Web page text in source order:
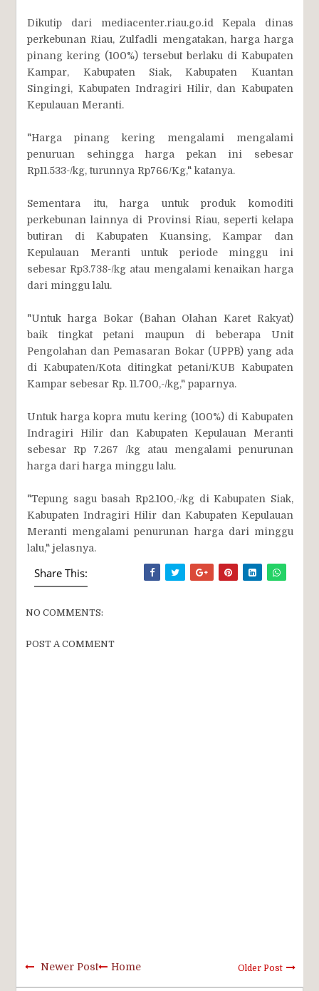
Dikutip dari mediacenter.riau.go.id Kepala dinas
perkebunan Riau, Zulfadli mengatakan, harga harga
pinang kering (100%) tersebut berlaku di Kabupaten
Kampar, Kabupaten Siak, Kabupaten Kuantan
Singingi, Kabupaten Indragiri Hilir, dan Kabupaten
Kepulauan Meranti.
"Harga pinang kering mengalami mengalami
penuruan sehingga harga pekan ini sebesar
Rp11.533-/kg, turunnya Rp766/Kg," katanya.
Sementara itu, harga untuk produk komoditi
perkebunan lainnya di Provinsi Riau, seperti kelapa
butiran di Kabupaten Kuansing, Kampar dan
Kepulauan Meranti untuk periode minggu ini
sebesar Rp3.738-/kg atau mengalami kenaikan harga
dari minggu lalu.
"Untuk harga Bokar (Bahan Olahan Karet Rakyat)
baik tingkat petani maupun di beberapa Unit
Pengolahan dan Pemasaran Bokar (UPPB) yang ada
di Kabupaten/Kota ditingkat petani/KUB Kabupaten
Kampar sebesar Rp. 11.700,-/kg," paparnya.
Untuk harga kopra mutu kering (100%) di Kabupaten
Indragiri Hilir dan Kabupaten Kepulauan Meranti
sebesar Rp 7.267 /kg atau mengalami penurunan
harga dari harga minggu lalu.
"Tepung sagu basah Rp2.100,-/kg di Kabupaten Siak,
Kabupaten Indragiri Hilir dan Kabupaten Kepulauan
Meranti mengalami penurunan harga dari minggu
lalu," jelasnya.
Share This:
NO COMMENTS:
POST A COMMENT
Newer Post Older Post
Home